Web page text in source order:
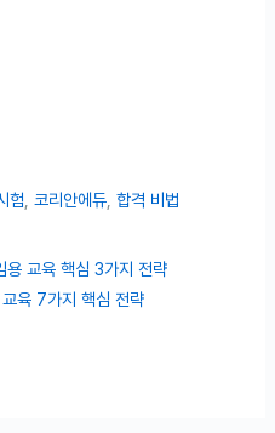
험 ,코리안에듀 ,합격 비법
교육 핵심 3가지 전략
육 7가지 핵심 전략